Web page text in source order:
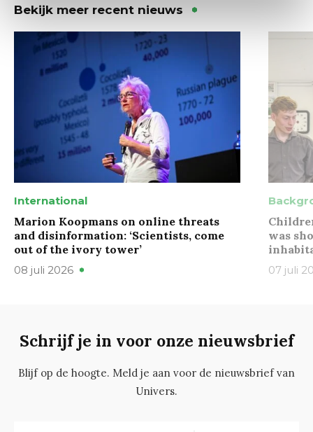
Bekijk meer recent nieuws
International
Marion Koopmans on online threats
and disinformation: ‘Scientists, come
out of the ivory tower’
08 juli 2026
was
07 juli
Schrijf je in voor onze nieuwsbrief
Blijf op de hoogte. Meld je aan voor de nieuwsbrief van
Univers.